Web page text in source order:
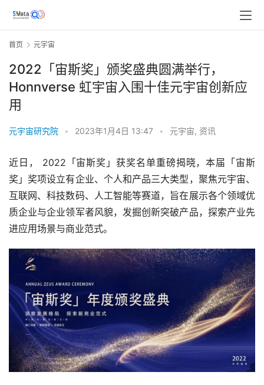
首页 元宇宙
2022「宙斯奖」颁奖盛典圆满举行，
Honnverse 虹宇宙入围十佳元宇宙创新应
用
元宇宙研究院 • 2023年1月4日 13:47 • 元宇宙, 资讯
近日， 2022「宙斯奖」获奖名单重磅揭晓，本届「宙斯
奖」奖项设立有企业、个人和产品三大类型，聚焦元宇宙、
互联网、科技数码、人工智能等赛道，旨在展示各个领域优
质企业与企业领军者风貌，发掘创新突破产品，探索产业先
进应用场景与商业范式。